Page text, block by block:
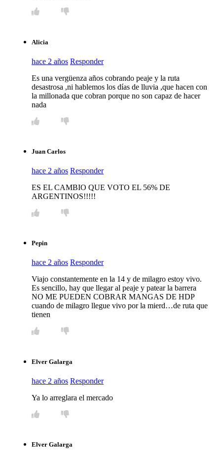
Alicia
hace 2 años Responder
Es una vergüenza años cobrando peaje y la ruta
desastrosa ,ni hablemos los días de lluvia ,que hacen con
la millonada que cobran porque no son capaz de hacer
nada
Juan Carlos
hace 2 años Responder
ES EL CAMBIO QUE VOTO EL 56% DE
ARGENTINOS!!!!!
Pepin
hace 2 años Responder
Viajo constantemente en la 14 y de milagro estoy vivo.
Es sencillo, hay que llegar al peaje y patear la barrera
NO ME PUEDEN COBRAR MANGAS DE HDP
cuando de milagro llegue vivo por la mierd…de ruta que
tienen
Elver Galarga
hace 2 años Responder
Ya lo arreglara el mercado
Elver Galarga